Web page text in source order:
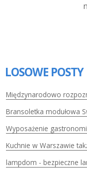
LOSOWE POSTY
Międzynarodowo
Bransoletka modułowa
Wyposażenie
Kuchnie w Warszawie
lampdom - bezpieczne